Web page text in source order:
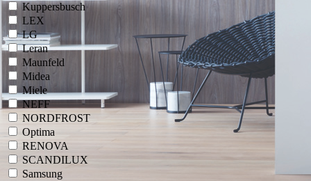
Kuppersbusch
LEX
LG
Leran
Maunfeld
Midea
Miele
NEFF
NORDFROST
Optima
RENOVA
SCANDILUX
Samsung